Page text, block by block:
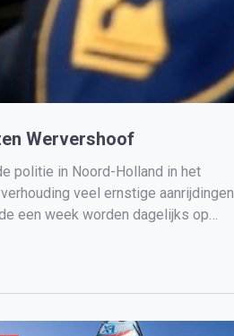
Wervershoof
politie in Noord-Holland in het
veel ernstige aanrijdingen
een week worden dagelijks op
[…]